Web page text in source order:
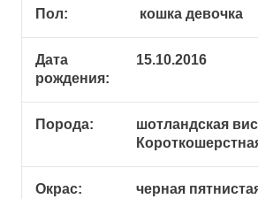
Пол: кошка девочка
Дата
рождения:
15.10.2016
Порода:
шотландская
Окрас:
черная